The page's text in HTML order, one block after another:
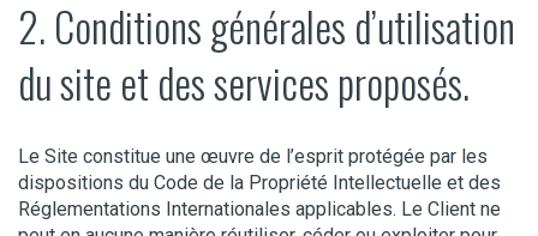
2. Conditions générales d’utilisation
du site et des services proposés.
Le Site constitue une œuvre de l’esprit protégée par les
dispositions du Code de la Propriété Intellectuelle et des
Réglementations Internationales applicables. Le Client ne